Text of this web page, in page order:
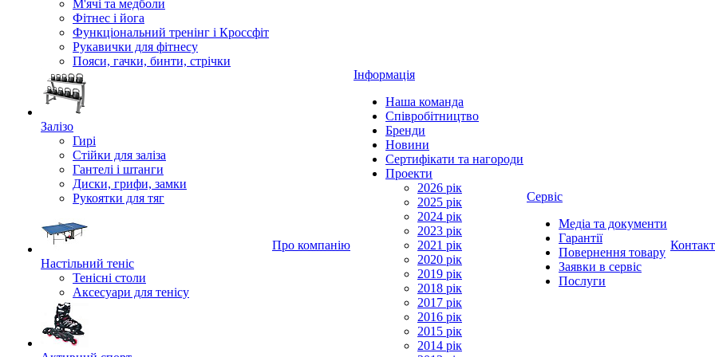
М'ячі та медболи
Фітнес і йога
Функціональний тренінг і Кроссфіт
Рукавички для фітнесу
Пояси, гачки, бинти, стрічки
Залізо
Гирі
Стійки для заліза
Гантелі і штанги
Диски, грифи, замки
Рукоятки для тяг
Настільний теніс
Тенісні столи
Аксесуари для тенісу
Про компанію
Інформація
Наша команда
Співробітництво
Бренди
Новини
Сертифікати та нагороди
Проекти
2026 рік
2025 рік
2024 рік
2023 рік
2021 рік
2020 рік
2019 рік
2018 рік
2017 рік
2016 рік
2015 рік
2014 рік
Сервіс
Медіа та документи
Гарантії
Повернення товару
Заявки в сервіс
Послуги